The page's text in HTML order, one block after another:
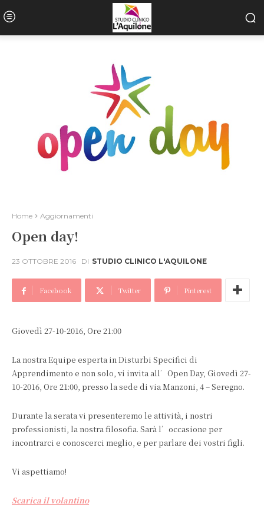
Home Aggiornamenti
Open day!
23 OTTOBRE 2016 DI STUDIO CLINICO L'AQUILONE
Facebook Twitter Pinterest
Giovedì 27-10-2016, Ore 21:00
La nostra Equipe esperta in Disturbi Specifici di
Apprendimento e non solo, vi invita all’Open Day, Giovedì 27-
10-2016, Ore 21:00, presso la sede di via Manzoni, 4 – Seregno.
Durante la serata vi presenteremo le attività, i nostri
professionisti, la nostra filosofia. Sarà l’occasione per
incontrarci e conoscerci meglio, e per parlare dei vostri figli.
Vi aspettiamo!
Scarica il volantino